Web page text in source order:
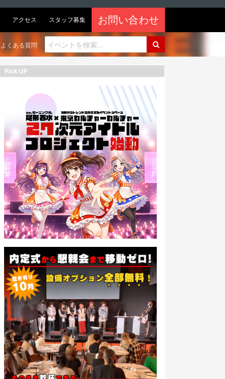
アクセス スタッフ募集 お問い合わせ
よくある質問
Pick UP